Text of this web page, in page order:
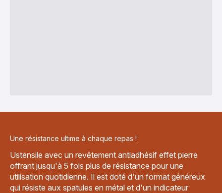
Une résistance ultime à chaque repas !
Ustensile avec un revêtement antiadhésif effet pierre
offrant jusqu'à 5 fois plus de résistance pour une
utilisation quotidienne. Il est doté d'un format généreux
qui résiste aux spatules en métal et d'un indicateur